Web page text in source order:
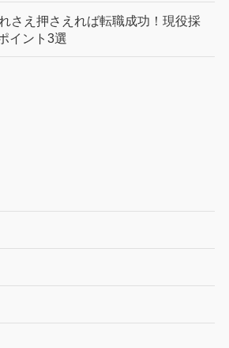
さえ押さえれば転職成功！現役採
イント3選